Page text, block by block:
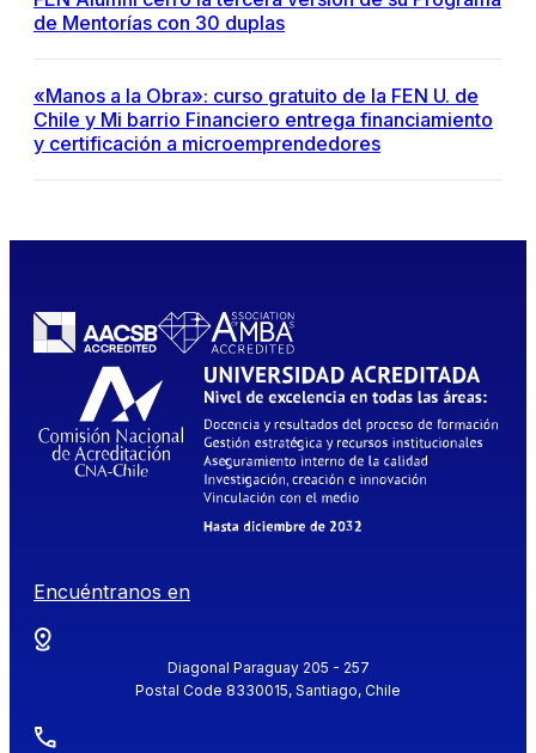
de Mentorías con 30 duplas
«Manos a la Obra»: curso gratuito de la FEN U. de
Chile y Mi barrio Financiero entrega financiamiento
y certificación a microemprendedores
Encuéntranos en
Diagonal Paraguay 205 - 257
Postal Code 8330015, Santiago, Chile